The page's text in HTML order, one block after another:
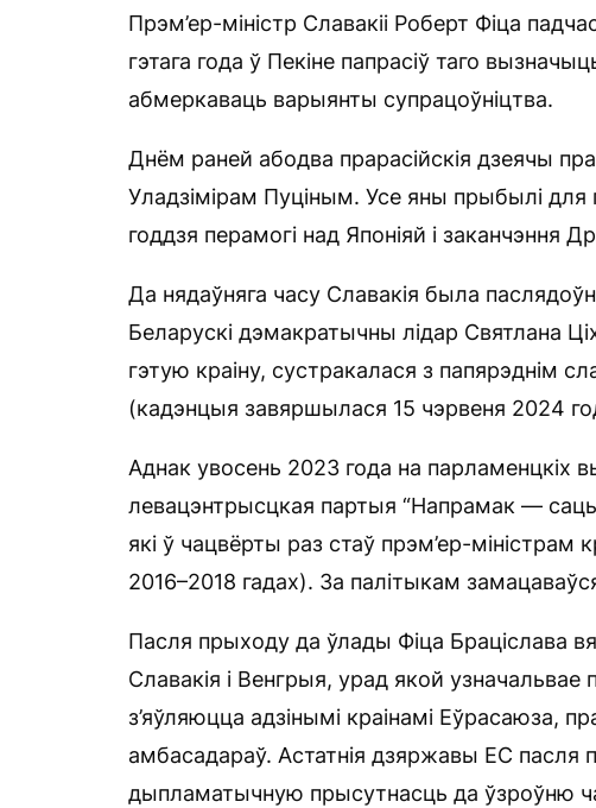
Прэм’ер-міністр Славакіі Роберт Фіца
гэтага года ў Пекіне папрасіў таго
абмеркаваць варыянты супрацоўніцтва.
Днём раней абодва прарасійскія дзеячы
Уладзімірам Пуціным. Усе яны прыбылі для
годдзя перамогі над Японіяй і заканчэння
Да нядаўняга часу Славакія была
Беларускі дэмакратычны лідар Святлана
гэтую краіну, сустракалася з папярэднім
(кадэнцыя завяршылася 15 чэрвеня 2024
Аднак увосень 2023 года на парламенцкіх
левацэнтрысцкая партыя “Напрамак —
які ў чацвёрты раз стаў прэм’ер-міністрам
2016–2018 гадах). За палітыкам
Пасля прыходу да ўлады Фіца Браціслава
Славакія і Венгрыя, урад якой узначальвае
з’яўляюцца адзінымі краінамі Еўрасаюза,
амбасадараў. Астатнія дзяржавы ЕС пасля
дыпламатычную прысутнасць да ўзроўню